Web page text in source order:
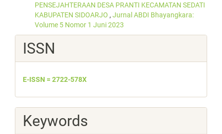
PENSEJAHTERAAN DESA PRANTI KECAMATAN SEDATI
KABUPATEN SIDOARJO , Jurnal ABDI Bhayangkara:
Volume 5 Nomor 1 Juni 2023
ISSN
E-ISSN = 2722-578X
Keywords